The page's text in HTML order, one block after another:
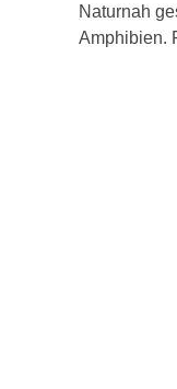
Naturnah
Amphibien.